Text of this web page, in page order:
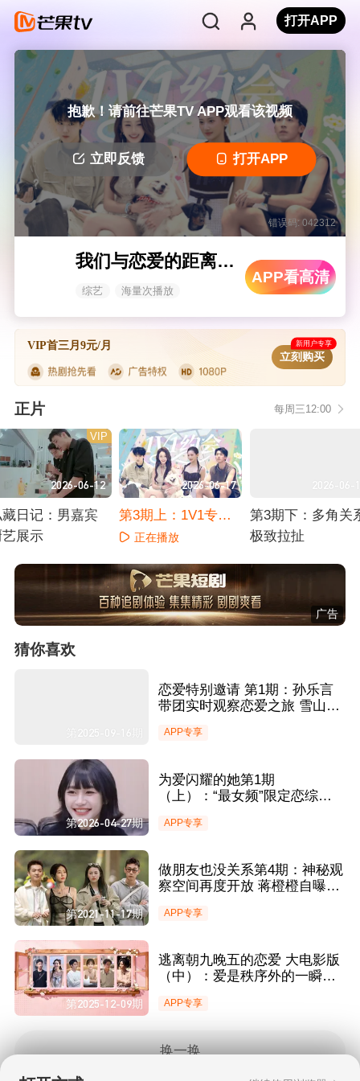
打开APP
抱歉！请前往芒果TV APP观看该视频
立即反馈 打开APP
错误码: 042312
我们与恋爱的距离·奔赴季
综艺 海量次播放
APP看高清
VIP首三月9元/月 新用户专享
立刻购买
正片 每周三12:00
2026-06-12
VIP
日记：男嘉宾
展示
2026-06-17
第3期上：1V1专属
约会开启
正在播放
2026-06-
第3期下：多角关
极致拉扯
广告
猜你喜欢
第2025-09-16期
恋爱特别邀请 第1期：孙乐言
带团实时观察恋爱之旅 雪山下
APP专享
第2026-04-27期
为爱闪耀的她第1期
（上）：“最女频”限定恋综全
寻爱
APP专享
第2021-11-17期
做朋友也没关系第4期：神秘观
察空间再度开放 蒋橙橙自曝前
APP专享
第2025-12-09期
逃离朝九晚五的恋爱 大电影版
（中）：爱是秩序外的一瞬间
APP专享
换一换